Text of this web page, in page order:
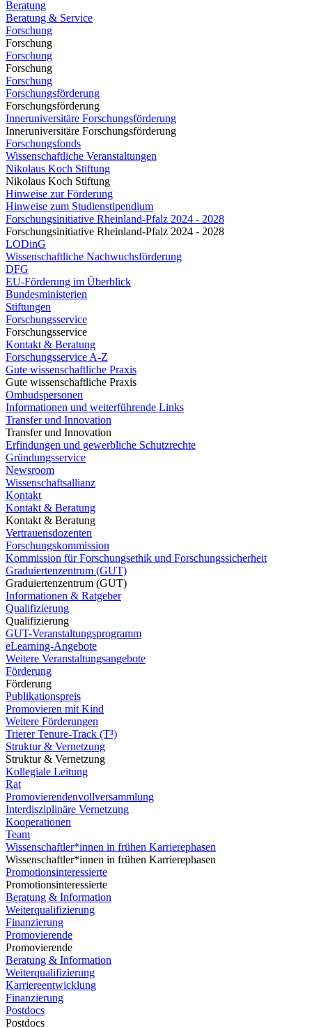
Beratung
Beratung & Service
Forschung
Forschung
Forschung
Forschung
Forschung
Forschungsförderung
Forschungsförderung
Inneruniversitäre Forschungsförderung
Inneruniversitäre Forschungsförderung
Forschungsfonds
Wissenschaftliche Veranstaltungen
Nikolaus Koch Stiftung
Nikolaus Koch Stiftung
Hinweise zur Förderung
Hinweise zum Studienstipendium
Forschungsinitiative Rheinland-Pfalz 2024 - 2028
Forschungsinitiative Rheinland-Pfalz 2024 - 2028
LODinG
Wissenschaftliche Nachwuchsförderung
DFG
EU-Förderung im Überblick
Bundesministerien
Stiftungen
Forschungsservice
Forschungsservice
Kontakt & Beratung
Forschungsservice A-Z
Gute wissenschaftliche Praxis
Gute wissenschaftliche Praxis
Ombudspersonen
Informationen und weiterführende Links
Transfer und Innovation
Transfer und Innovation
Erfindungen und gewerbliche Schutzrechte
Gründungsservice
Newsroom
Wissenschaftsallianz
Kontakt
Kontakt & Beratung
Kontakt & Beratung
Vertrauensdozenten
Forschungskommission
Kommission für Forschungsethik und Forschungssicherheit
Graduiertenzentrum (GUT)
Graduiertenzentrum (GUT)
Informationen & Ratgeber
Qualifizierung
Qualifizierung
GUT-Veranstaltungsprogramm
eLearning-Angebote
Weitere Veranstaltungsangebote
Förderung
Förderung
Publikationspreis
Promovieren mit Kind
Weitere Förderungen
Trierer Tenure-Track (T³)
Struktur & Vernetzung
Struktur & Vernetzung
Kollegiale Leitung
Rat
Promovierendenvollversammlung
Interdisziplinäre Vernetzung
Kooperationen
Team
Wissenschaftler*innen in frühen Karrierephasen
Wissenschaftler*innen in frühen Karrierephasen
Promotionsinteressierte
Promotionsinteressierte
Beratung & Information
Weiterqualifizierung
Finanzierung
Promovierende
Promovierende
Beratung & Information
Weiterqualifizierung
Karriereentwicklung
Finanzierung
Postdocs
Postdocs